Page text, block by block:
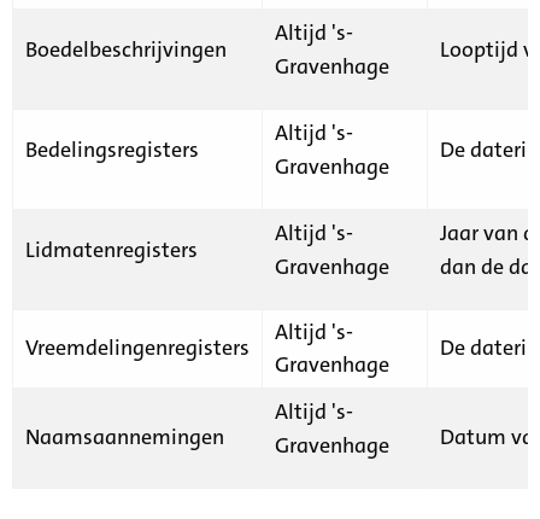
Boedelbeschrijvingen
Altijd 's-
Gravenhage
Looptijd
Bedelingsregisters
Altijd 's-
Gravenhage
De
Lidmatenregisters
Altijd 's-
Gravenhage
Jaar van
dan de
Vreemdelingenregisters
Altijd 's-
Gravenhage
De
Naamsaannemingen
Altijd 's-
Gravenhage
Datum